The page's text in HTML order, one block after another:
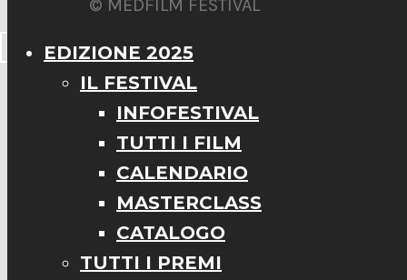
© MEDFILM FESTIVAL
EDIZIONE 2025
IL FESTIVAL
INFOFESTIVAL
TUTTI I FILM
CALENDARIO
MASTERCLASS
CATALOGO
TUTTI I PREMI